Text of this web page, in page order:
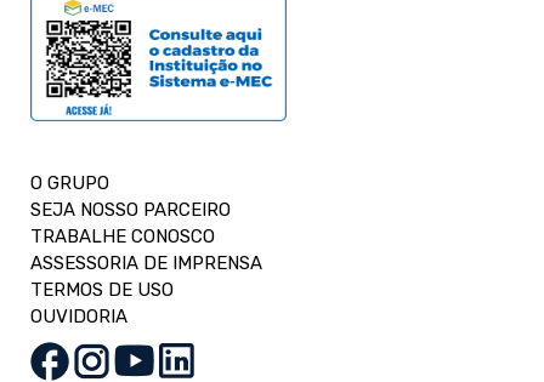
O GRUPO
SEJA NOSSO PARCEIRO
TRABALHE CONOSCO
ASSESSORIA DE IMPRENSA
TERMOS DE USO
OUVIDORIA